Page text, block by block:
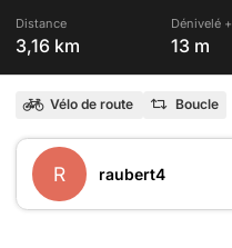
Distance
3,16 km
Dénivelé +
13 m
Vélo de route Boucle
R raubert4